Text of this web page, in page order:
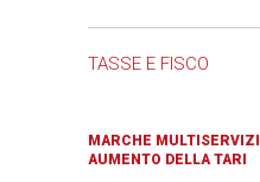
TASSE E FISCO
MARCHE
AUMENTO DELLA TARI